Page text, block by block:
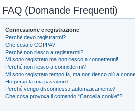
FAQ (Domande Frequenti)
Connessione e registrazione
Perché devo registrarmi?
Che cosa è COPPA?
Perché non riesco a registrarmi?
Mi sono registrato ma non riesco a connettermi!
Perché non riesco a connettermi?
Mi sono registrato tempo fa, ma non riesco più a
Ho perso la mia password!
Perché vengo disconnesso automaticamente?
Che cosa provoca il comando “Cancella cookie”?